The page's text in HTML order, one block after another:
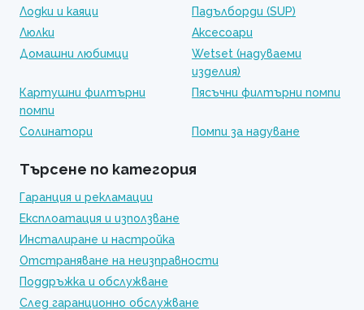
Лодки и каяци
Падълборди (SUP)
Люлки
Аксесоари
Домашни любимци
Wetset (надуваеми
изделия)
Картушни филтърни
помпи
Пясъчни филтърни помпи
Солинатори Помпи за надуване
Търсене по категория
Гаранция и рекламации
Експлоатация и използване
Инсталиране и настройка
Отстраняване на неизправности
Поддръжка и обслужване
След гаранционно обслужване